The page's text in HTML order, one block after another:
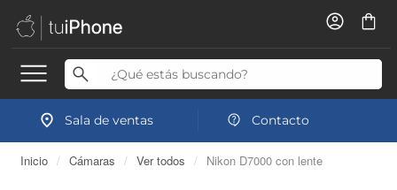
Sala de ventas Contacto
Inicio / Cámaras / Ver todos / Nikon D7000 con lente